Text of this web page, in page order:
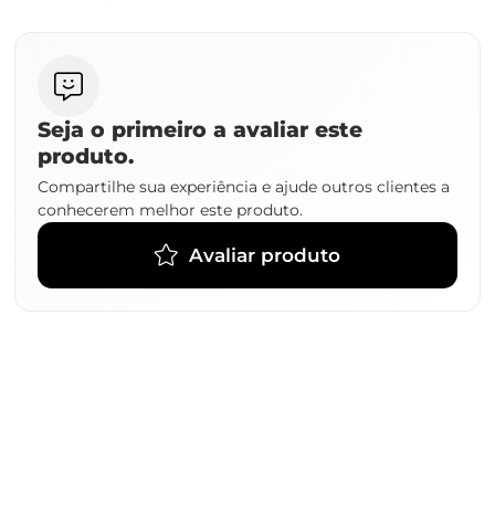
Seja o primeiro a avaliar este
produto.
Compartilhe sua experiência e ajude outros clientes a
conhecerem melhor este produto.
Avaliar produto